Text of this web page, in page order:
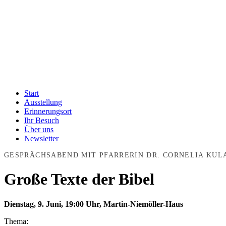
Start
Ausstellung
Erinnerungsort
Ihr Besuch
Über uns
Newsletter
GESPRÄCHSABEND MIT PFARRERIN DR. CORNELIA
Große Texte der Bibel
Dienstag, 9. Juni, 19:00 Uhr, Martin-Niemöller-Haus
Thema: